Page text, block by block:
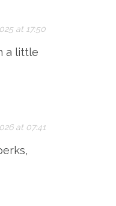
at 17:50
a little
at 07:41